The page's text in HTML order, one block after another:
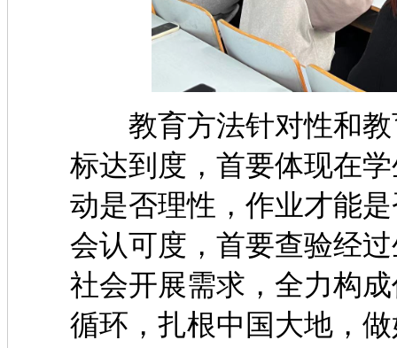
教育方法针对性和教
标达到度，首要体现在
动是否理性，作业
会认可度，首要查验经
社会开展需求，全力构
循环，扎根中国大